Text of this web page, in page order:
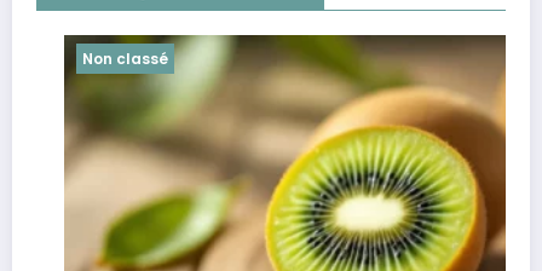
Non classé